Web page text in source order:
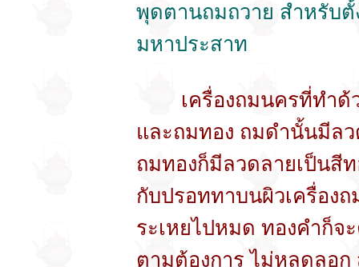
พุดตานถมถวาย สำหรับตั้
มหาประสาท
เครื่องถมนครที่ทำด้ว
และถมทอง ถมดำนั้นมีล
ถมทองก็มีลวดลายเป็นสี
กับปรอททาบนผิวเครื่อง
ระเหยไปหมด ทองคำก็จ
ตามต้องการ ไม่หลุดลอ